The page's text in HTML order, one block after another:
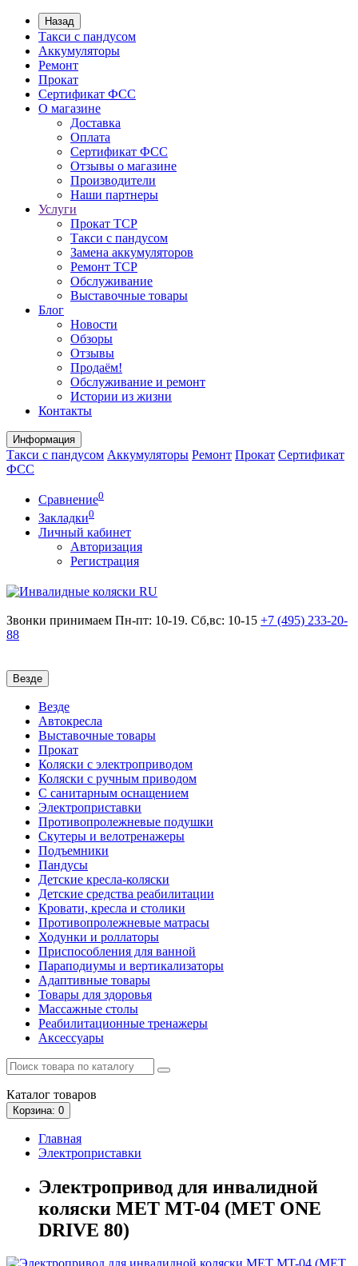
Назад
Такси с пандусом
Аккумуляторы
Ремонт
Прокат
Сертификат ФСС
О магазине
Доставка
Оплата
Сертификат ФСС
Отзывы о магазине
Производители
Наши партнеры
Услуги
Прокат ТСР
Такси с пандусом
Замена аккумуляторов
Ремонт ТСР
Обслуживание
Выставочные товары
Блог
Новости
Обзоры
Отзывы
Продаём!
Обслуживание и ремонт
Истории из жизни
Контакты
Информация
Такси с пандусом Аккумуляторы Ремонт Прокат Сертификат
ФСС
Сравнение0
Закладки0
Личный кабинет
Авторизация
Регистрация
Звонки принимаем Пн-пт: 10-19. Сб,вс: 10-15 +7 (495) 233-20-
88
Везде
Везде
Автокресла
Выставочные товары
Прокат
Коляски с электроприводом
Коляски с ручным приводом
С санитарным оснащением
Электроприставки
Противопролежневые подушки
Скутеры и велотренажеры
Подъемники
Пандусы
Детские кресла-коляски
Детские средства реабилитации
Кровати, кресла и столики
Противопролежневые матрасы
Ходунки и роллаторы
Приспособления для ванной
Параподиумы и вертикализаторы
Адаптивные товары
Товары для здоровья
Массажные столы
Реабилитационные тренажеры
Аксессуары
Каталог товаров
Корзина: 0
Главная
Электроприставки
Электропривод для инвалидной
коляски MET MT-04 (MET ONE
DRIVE 80)